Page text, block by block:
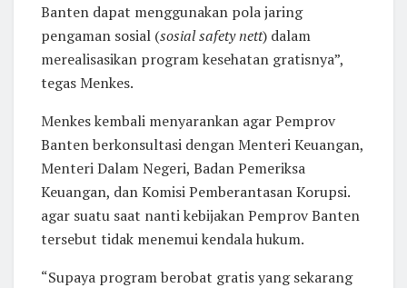
Banten dapat menggunakan pola jaring
pengaman sosial (sosial safety nett) dalam
merealisasikan program kesehatan gratisnya”,
tegas Menkes.
Menkes kembali menyarankan agar Pemprov
Banten berkonsultasi dengan Menteri Keuangan,
Menteri Dalam Negeri, Badan Pemeriksa
Keuangan, dan Komisi Pemberantasan Korupsi.
agar suatu saat nanti kebijakan Pemprov Banten
tersebut tidak menemui kendala hukum.
“Supaya program berobat gratis yang sekarang